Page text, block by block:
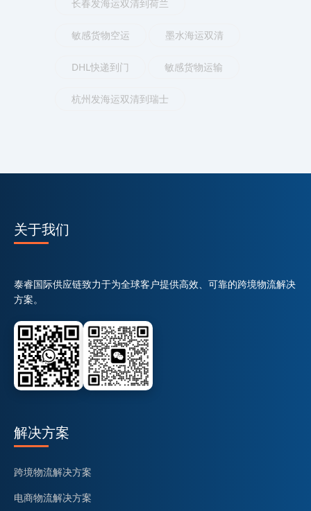
长春发海运双清到荷兰
敏感货物空运 墨水海运双清
DHL快递到门 敏感货物运输
杭州发海运双清到瑞士
关于我们
泰睿国际供应链致力于为全球客户提供高效、可靠的跨境物流解决
方案。
解决方案
跨境物流解决方案
电商物流解决方案